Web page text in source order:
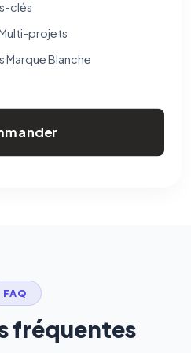
clés
projets
Marque Blanche
FAQ
fréquentes